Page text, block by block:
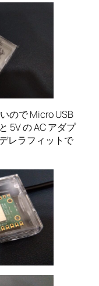
ので Micro USB
5V の AC アダプ
レラフィットで